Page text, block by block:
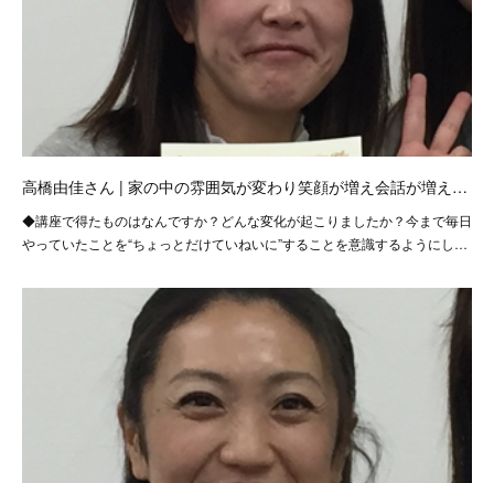
高橋由佳さん | 家の中の雰囲気が変わり笑顔が増え会話が増え…
◆講座で得たものはなんですか？どんな変化が起こりましたか？今まで毎日
やっていたことを“ちょっとだけていねいに”することを意識するようにし…